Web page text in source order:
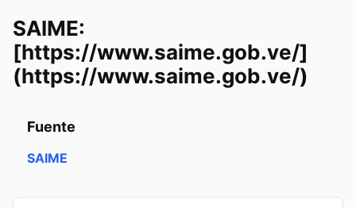
SAIME:
[https://www.saime.gob.ve/]
(https://www.saime.gob.ve/)
Fuente
SAIME